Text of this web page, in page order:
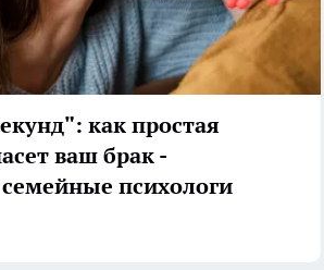
как простая
ваш брак -
психологи